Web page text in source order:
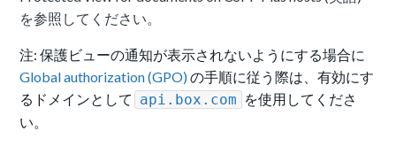
を参照してください。
注: 保護ビューの通知が表示されないようにする場合に
Global authorization (GPO)の手順に従う際は、有効にす
るドメインとして api.box.com を使用してくださ
い。